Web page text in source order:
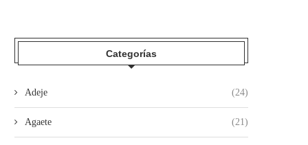
Categorías
Adeje (24)
Agaete (21)